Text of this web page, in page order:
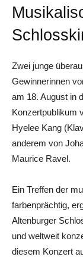
Zwei junge
Gewinnerinnen
am 18. August in
Konzertpublikum
Hyelee Kang
anderem von
Maurice Ravel.
Ein Treffen der
farbenprächtig,
Altenburger
und weltweit
diesem Konzert